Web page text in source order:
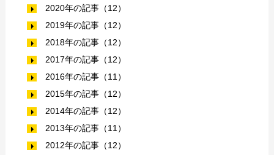
2020年の記事（12）
2019年の記事（12）
2018年の記事（12）
2017年の記事（12）
2016年の記事（11）
2015年の記事（12）
2014年の記事（12）
2013年の記事（11）
2012年の記事（12）